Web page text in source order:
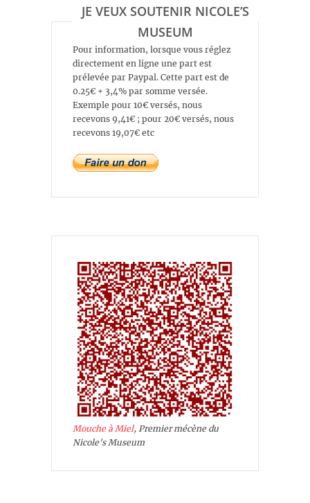
JE VEUX SOUTENIR NICOLE’S
MUSEUM
Pour information, lorsque vous réglez
directement en ligne une part est
prélevée par Paypal. Cette part est de
0.25€ + 3,4% par somme versée.
Exemple pour 10€ versés, nous
recevons 9,41€ ; pour 20€ versés, nous
recevons 19,07€ etc
Mouche à Miel, Premier mécène du
Nicole's Museum